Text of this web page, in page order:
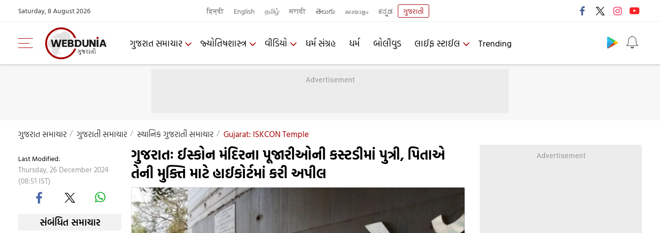
Saturday, 8 August 2026 हिन्दी English தமிழ் मराठी తెలుగు മലയാളം ಕನ್ನಡ ગુજરાતી
ગુજરાત સમાચાર જ્યોતિષશાસ્ત્ર વીડિયો ધર્મ સંગ્રહ ધર્મ બોલીવુડ લાઈફ સ્ટાઈલ Trending
ગુજરાત સમાચાર ગુજરાતી સમાચાર સ્થાનિક ગુજરાતી સમાચાર Gujarat: ISKCON Temple
Last Modified:
Thursday, 26 December 2024
(08:51 IST)
સંબંધિત સમાચાર
ગુજરાતઃ ઈસ્કોન મંદિરના પૂજારીઓની કસ્ટડીમાં પુત્રી, પિતાએ
તેની મુક્તિ માટે હાઈકોર્ટમાં કરી અપીલ